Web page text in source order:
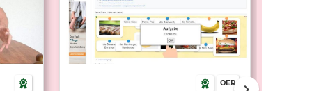
OER